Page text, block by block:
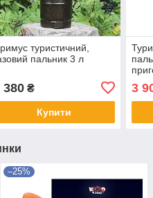
туристичний,
пальник 3 л
380₴
Купити
3
–25%